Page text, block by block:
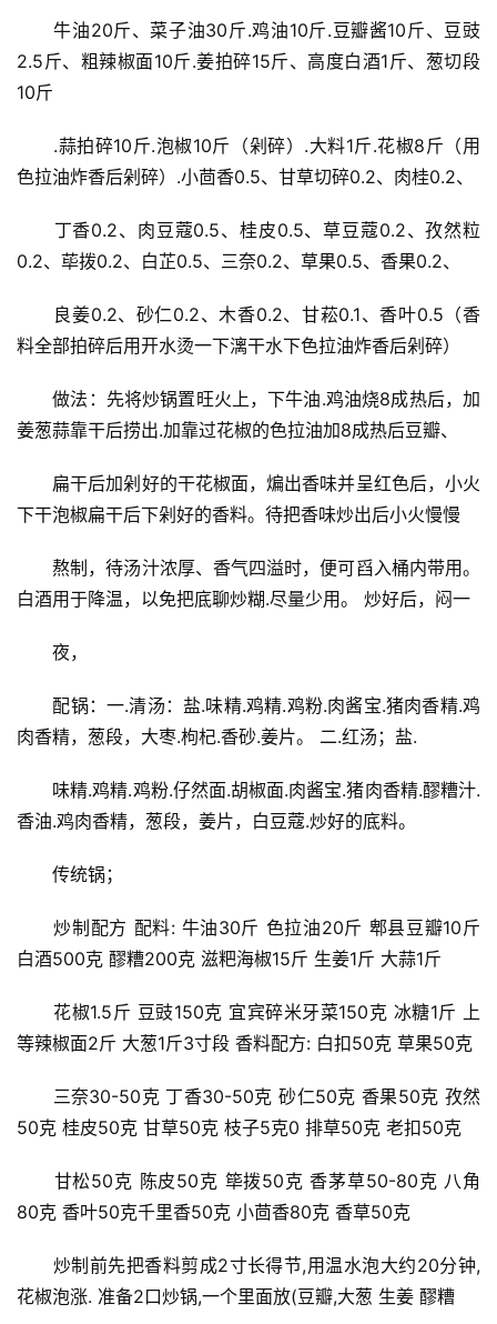
牛油20斤、菜子油30斤.鸡油10斤.豆瓣酱10斤、豆豉
2.5斤、粗辣椒面10斤.姜拍碎15斤、高度白酒1斤、葱切段
10斤
.蒜拍碎10斤.泡椒10斤（剁碎）.大料1斤.花椒8斤（用
色拉油炸香后剁碎）.小茴香0.5、甘草切碎0.2、肉桂0.2、
丁香0.2、肉豆蔻0.5、桂皮0.5、草豆蔻0.2、孜然粒
0.2、荜拨0.2、白芷0.5、三奈0.2、草果0.5、香果0.2、
良姜0.2、砂仁0.2、木香0.2、甘菘0.1、香叶0.5（香
料全部拍碎后用开水烫一下漓干水下色拉油炸香后剁碎）
做法：先将炒锅置旺火上，下牛油.鸡油烧8成热后，加
姜葱蒜靠干后捞出.加靠过花椒的色拉油加8成热后豆瓣、
扁干后加剁好的干花椒面，煸出香味并呈红色后，小火
下干泡椒扁干后下剁好的香料。待把香味炒出后小火慢慢
熬制，待汤汁浓厚、香气四溢时，便可舀入桶内带用。
白酒用于降温，以免把底聊炒糊.尽量少用。 炒好后，闷一
夜，
配锅：一.清汤：盐.味精.鸡精.鸡粉.肉酱宝.猪肉香精.鸡
肉香精，葱段，大枣.枸杞.香砂.姜片。 二.红汤；盐.
味精.鸡精.鸡粉.仔然面.胡椒面.肉酱宝.猪肉香精.醪糟汁.
香油.鸡肉香精，葱段，姜片，白豆蔻.炒好的底料。
传统锅；
炒制配方 配料: 牛油30斤 色拉油20斤 郫县豆瓣10斤
白酒500克 醪糟200克 滋粑海椒15斤 生姜1斤 大蒜1斤
花椒1.5斤 豆豉150克 宜宾碎米牙菜150克 冰糖1斤 上
等辣椒面2斤 大葱1斤3寸段 香料配方: 白扣50克 草果50克
三奈30-50克 丁香30-50克 砂仁50克 香果50克 孜然
50克 桂皮50克 甘草50克 枝子5克0 排草50克 老扣50克
甘松50克 陈皮50克 筚拨50克 香茅草50-80克 八角
80克 香叶50克千里香50克 小茴香80克 香草50克
炒制前先把香料剪成2寸长得节,用温水泡大约20分钟,
花椒泡涨. 准备2口炒锅,一个里面放(豆瓣,大葱 生姜 醪糟